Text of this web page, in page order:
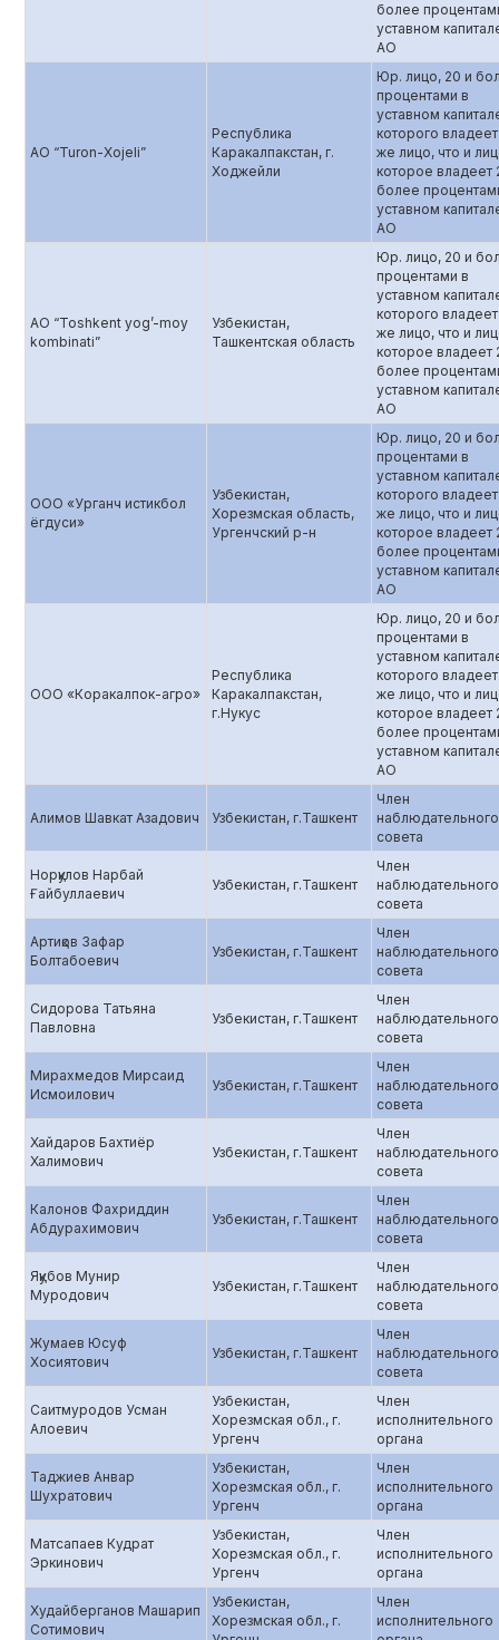
более
уставном
АО
AO “Turon-Xojeli”
Республика
Каракалпакстан, г.
Ходжейли
Юр. лицо, 20 и
процентами в
уставном
которого
же лицо, что и
которое владеет
более
уставном
АО
AO “Toshkent yog’-moy
kombinati”
Узбекистан,
Ташкентская область
Юр. лицо, 20 и
процентами в
уставном
которого
же лицо, что и
которое владеет
более
уставном
АО
ООО «Урганч истикбол
ёгдуси»
Узбекистан,
Хорезмская область,
Ургенчский р-н
Юр. лицо, 20 и
процентами в
уставном
которого
же лицо, что и
которое владеет
более
уставном
АО
ООО «Коракалпок-агро»
Республика
Каракалпакстан,
г.Нукус
Юр. лицо, 20 и
процентами в
уставном
которого
же лицо, что и
которое владеет
более
уставном
АО
Алимов Шавкат Азадович Узбекистан, г.Ташкент
Член
наблюдательного
совета
Норқулов Нарбай
Ғайбуллаевич
Узбекистан, г.Ташкент
Член
наблюдательного
совета
Артиқов Зафар
Болтабоевич
Узбекистан, г.Ташкент
Член
наблюдательного
совета
Сидорова Татьяна
Павловна
Узбекистан, г.Ташкент
Член
наблюдательного
совета
Мирахмедов Мирсаид
Исмоилович
Узбекистан, г.Ташкент
Член
наблюдательного
совета
Хайдаров Бахтиёр
Халимович
Узбекистан, г.Ташкент
Член
наблюдательного
совета
Калонов Фахриддин
Абдурахимович
Узбекистан, г.Ташкент
Член
наблюдательного
совета
Яқубов Мунир
Муродович
Узбекистан, г.Ташкент
Член
наблюдательного
совета
Жумаев Юсуф
Хосиятович
Узбекистан, г.Ташкент
Член
наблюдательного
совета
Саитмуродов Усман
Алоевич
Узбекистан,
Хорезмская обл., г.
Ургенч
Член
исполнительного
органа
Таджиев Анвар
Шухратович
Узбекистан,
Хорезмская обл., г.
Ургенч
Член
исполнительного
органа
Матсапаев Кудрат
Эркинович
Узбекистан,
Хорезмская обл., г.
Ургенч
Член
исполнительного
органа
Худайберганов Машарип
Сотимович
Узбекистан,
Хорезмская обл., г.
Член
исполнительного